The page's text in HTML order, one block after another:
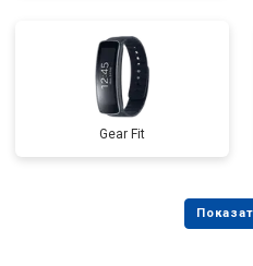
Gear Fit